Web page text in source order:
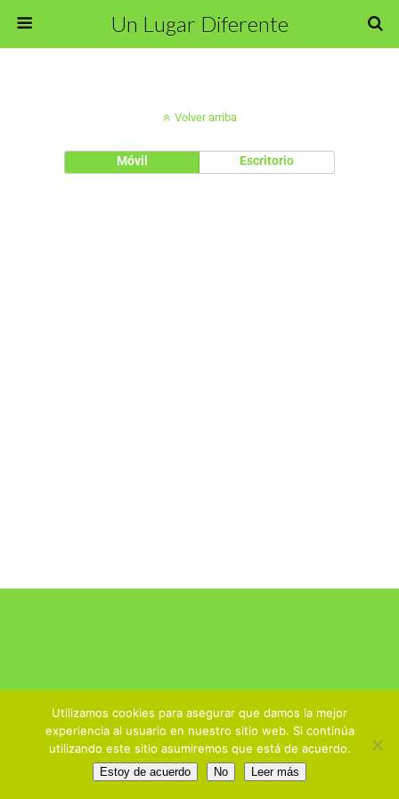
Un Lugar Diferente
Utilizamos cookies para asegurar que damos la mejor
experiencia al usuario en nuestro sitio web. Si continúa
utilizando este sitio asumiremos que está de acuerdo.
Estoy de acuerdo No Leer más
Volver arriba
Móvil Escritorio